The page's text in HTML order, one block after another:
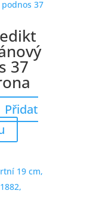
37
Přidat